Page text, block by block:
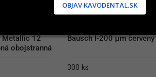
Metallic 12
obojstranná
Bausch I-200 µm červený
300 ks
OBJAV KAVODENTAL.SK